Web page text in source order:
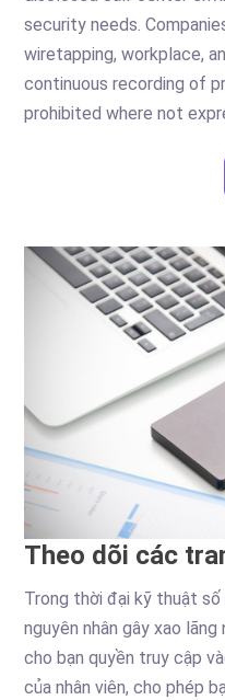
security needs.
wiretapping, workplace,
continuous recording of
prohibited where not
Theo dõi các
Trong thời đại kỹ thuật
nguyên nhân gây xao
cho bạn quyền truy cập
của nhân viên, cho phép